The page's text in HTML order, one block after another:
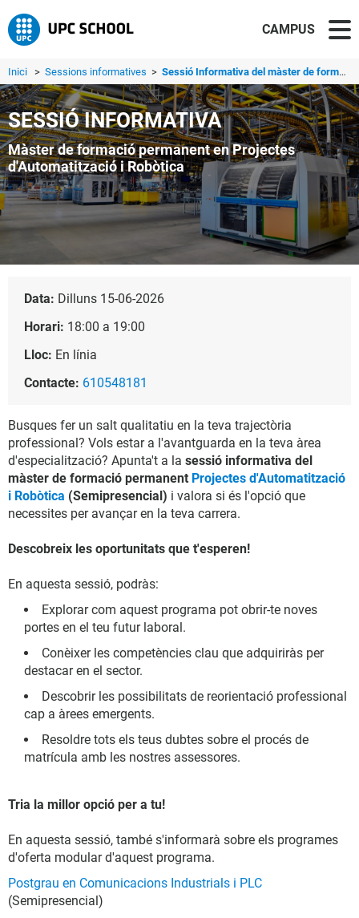
CAMPUS
Inici > Sessions informatives > Sessió Informativa del màster de formació permanent en Pr...
SESSIÓ INFORMATIVA
Màster de formació permanent en Projectes
d'Automatització i Robòtica
Data: Dilluns 15-06-2026
Horari: 18:00 a 19:00
Lloc: En línia
Contacte: 610548181
Busques fer un salt qualitatiu en la teva trajectòria
professional? Vols estar a l'avantguarda en la teva àrea
d'especialització? Apunta't a la sessió informativa del
màster de formació permanent Projectes d'Automatització
i Robòtica (Semipresencial) i valora si és l'opció que
necessites per avançar en la teva carrera.
Descobreix les oportunitats que t'esperen!
En aquesta sessió, podràs:
Explorar com aquest programa pot obrir-te noves
portes en el teu futur laboral.
Conèixer les competències clau que adquiriràs per
destacar en el sector.
Descobrir les possibilitats de reorientació professional
cap a àrees emergents.
Resoldre tots els teus dubtes sobre el procés de
matrícula amb les nostres assessores.
Tria la millor opció per a tu!
En aquesta sessió, també s'informarà sobre els programes
d'oferta modular d'aquest programa.
Postgrau en Comunicacions Industrials i PLC
(Semipresencial)